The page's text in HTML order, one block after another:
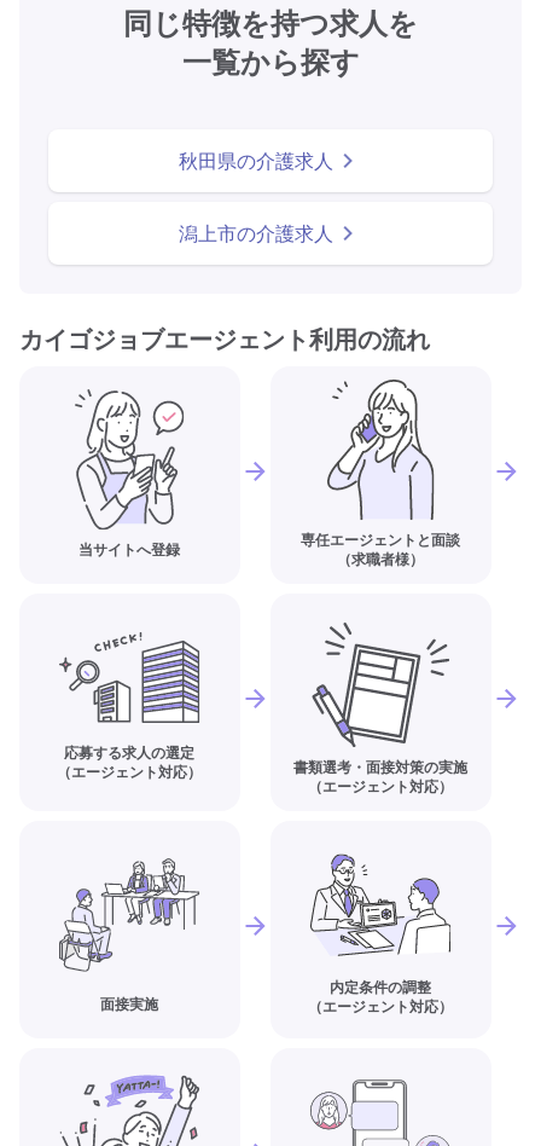
同じ特徴を持つ求人を
一覧から探す
秋田県の介護求人
潟上市の介護求人
カイゴジョブエージェント利用の流れ
当サイトへ登録
専任エージェントと面談
（求職者様）
応募する求人の選定
（エージェント対応）
書類選考・面接対策の実施
（エージェント対応）
面接実施
内定条件の調整
（エージェント対応）